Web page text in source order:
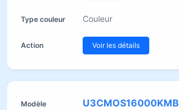
Couleur
Voir les détails
U3CMOS16000KMB